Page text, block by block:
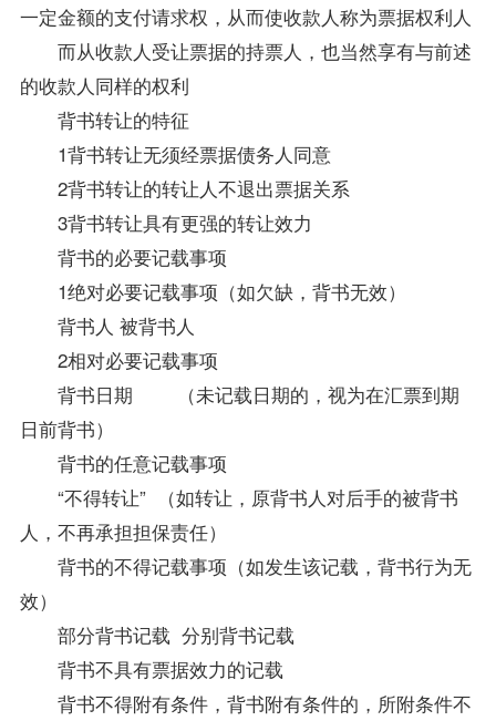
一定金额的支付请求权，从而使收款人称为票据权利人
而从收款人受让票据的持票人，也当然享有与前述
的收款人同样的权利
背书转让的特征
1背书转让无须经票据债务人同意
2背书转让的转让人不退出票据关系
3背书转让具有更强的转让效力
背书的必要记载事项
1绝对必要记载事项（如欠缺，背书无效）
背书人 被背书人
2相对必要记载事项
背书日期 （未记载日期的，视为在汇票到期
日前背书）
背书的任意记载事项
“不得转让” （如转让，原背书人对后手的被背书
人，不再承担担保责任）
背书的不得记载事项（如发生该记载，背书行为无
效）
部分背书记载 分别背书记载
背书不具有票据效力的记载
背书不得附有条件，背书附有条件的，所附条件不